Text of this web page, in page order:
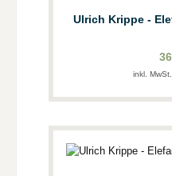
Ulrich Krippe -
inkl.